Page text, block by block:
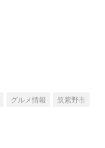
グルメ情報 筑紫野市